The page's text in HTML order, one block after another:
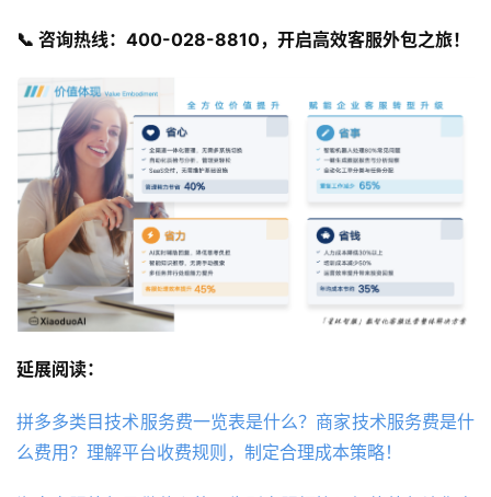
📞 咨询热线：400-028-8810，开启高效客服外包之旅！
延展阅读：
拼多多类目技术服务费一览表是什么？商家技术服务费是什
么费用？理解平台收费规则，制定合理成本策略！